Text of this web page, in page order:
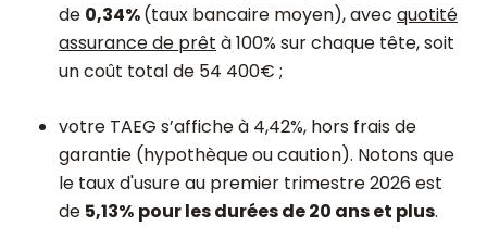
de 0,34%(taux bancaire moyen), avec quotité
assurance de prêt à 100% sur chaque tête, soit
un coût total de 54 400€ ;
votre TAEG s’affiche à 4,42%, hors frais de
garantie (hypothèque ou caution). Notons que
le taux d'usure au premier trimestre 2026 est
de 5,13% pour les durées de 20 ans et plus.